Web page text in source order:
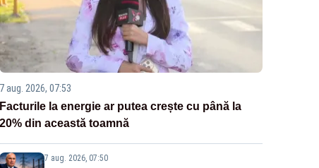
7 aug. 2026, 07:53
Facturile la energie ar putea crește cu până la
20% din această toamnă
7 aug. 2026, 07:50